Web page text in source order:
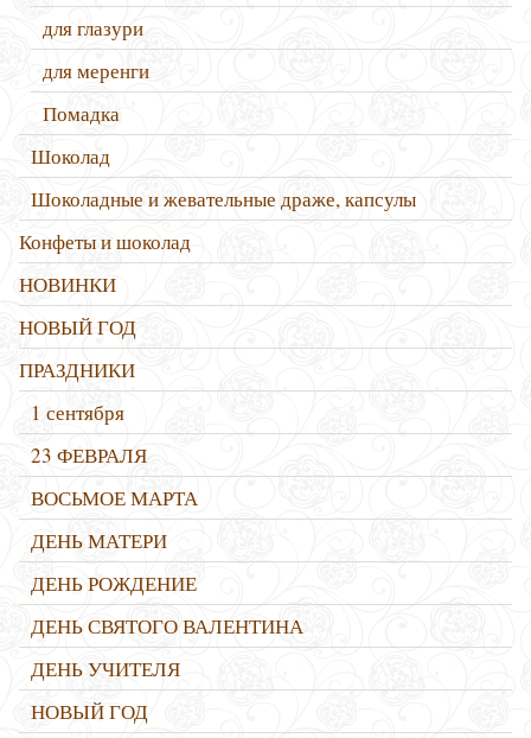
для глазури
для меренги
Помадка
Шоколад
Шоколадные и жевательные драже, капсулы
Конфеты и шоколад
НОВИНКИ
НОВЫЙ ГОД
ПРАЗДНИКИ
1 сентября
23 ФЕВРАЛЯ
ВОСЬМОЕ МАРТА
ДЕНЬ МАТЕРИ
ДЕНЬ РОЖДЕНИЕ
ДЕНЬ СВЯТОГО ВАЛЕНТИНА
ДЕНЬ УЧИТЕЛЯ
НОВЫЙ ГОД